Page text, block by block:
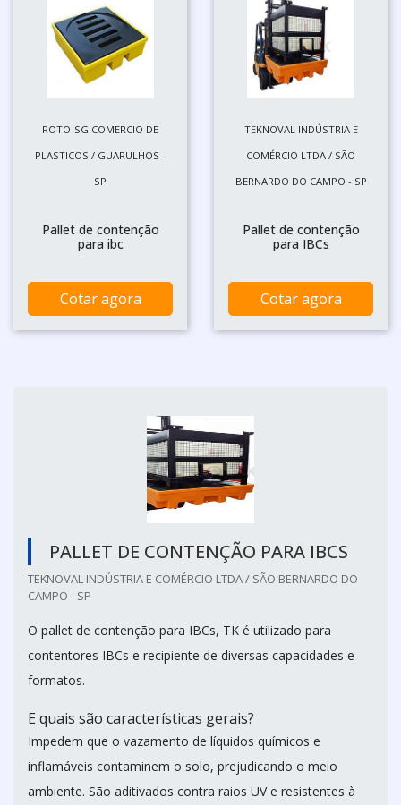
ROTO-SG COMERCIO DE
PLASTICOS / GUARULHOS -
SP
Pallet de contenção
para ibc
Cotar agora
TEKNOVAL INDÚSTRIA E
COMÉRCIO LTDA / SÃO
BERNARDO DO CAMPO - SP
Pallet de contenção
para IBCs
Cotar agora
PALLET DE CONTENÇÃO PARA IBCS
TEKNOVAL INDÚSTRIA E COMÉRCIO LTDA / SÃO BERNARDO DO
CAMPO - SP
O pallet de contenção para IBCs, TK é utilizado para
contentores IBCs e recipiente de diversas capacidades e
formatos.
E quais são características gerais?
Impedem que o vazamento de líquidos químicos e
inflamáveis contaminem o solo, prejudicando o meio
ambiente. São aditivados contra raios UV e resistentes à